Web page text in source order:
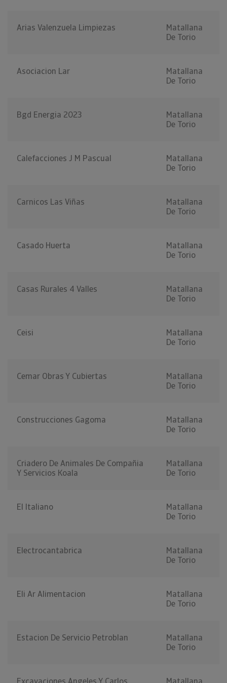
Arias Valenzuela Limpiezas
Matallana
De Torio
Asociacion Lar
Matallana
De Torio
Bgd Energia 2023
Matallana
De Torio
Calefacciones J M Pascual
Matallana
De Torio
Carnicos Las Viñas
Matallana
De Torio
Casado Huerta
Matallana
De Torio
Casas Rurales 4 Valles
Matallana
De Torio
Ceisi
Matallana
De Torio
Cemar Obras Y Cubiertas
Matallana
De Torio
Construcciones Gagoma
Matallana
De Torio
Criadero De Animales De Compañia
Y Servicios Koala
Matallana
De Torio
El Italiano
Matallana
De Torio
Electrocantabrica
Matallana
De Torio
Eli Ar Alimentacion
Matallana
De Torio
Estacion De Servicio Petroblan
Matallana
De Torio